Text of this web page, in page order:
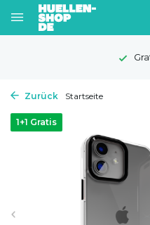
Zurück Startseite
1+1 Gratis